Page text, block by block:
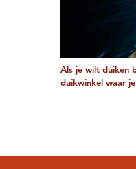
Als je wilt duiken
duikwinkel waar